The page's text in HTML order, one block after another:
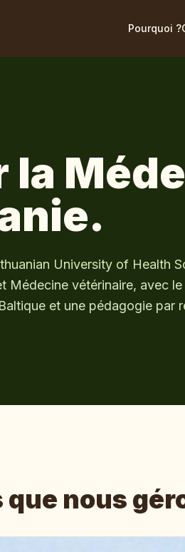
Pourquoi ?
la
.
University of Health
Médecine vétérinaire, avec
et une pédagogie par
nous